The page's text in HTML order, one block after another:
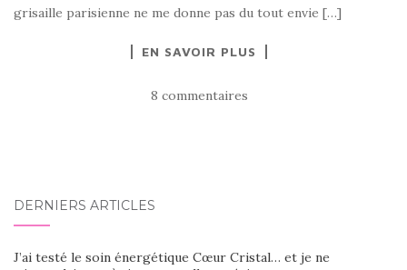
grisaille parisienne ne me donne pas du tout envie […]
EN SAVOIR PLUS
8 commentaires
DERNIERS ARTICLES
J’ai testé le soin énergétique Cœur Cristal… et je ne